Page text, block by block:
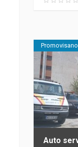
Promovisano